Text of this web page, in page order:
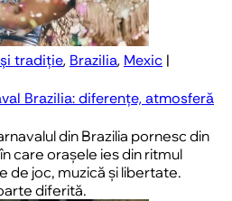
tradiție, Brazilia, Mexic |
Brazilia: diferențe, atmosferă
din Brazilia pornesc din
care orașele ies din ritmul
de joc, muzică și libertate.
diferită.